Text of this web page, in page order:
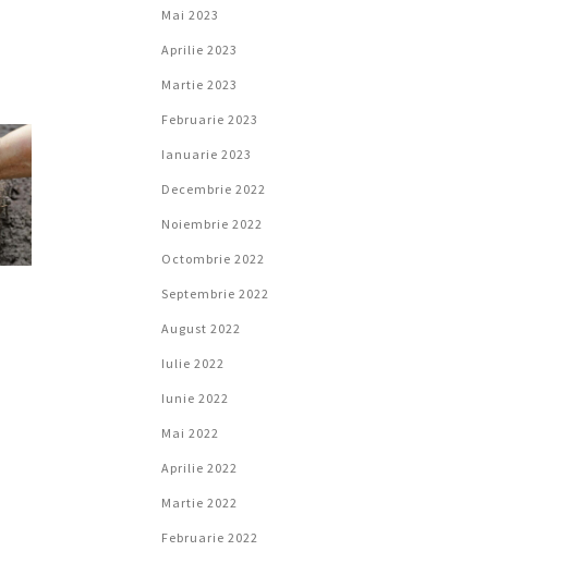
Mai 2023
Aprilie 2023
Martie 2023
Februarie 2023
Ianuarie 2023
Decembrie 2022
Noiembrie 2022
Octombrie 2022
Septembrie 2022
August 2022
Iulie 2022
Iunie 2022
Mai 2022
Aprilie 2022
Martie 2022
Februarie 2022